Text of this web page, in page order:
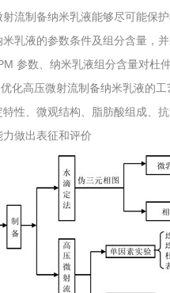
流制备纳米乳液能够尽可能保
乳液的参数条件及组分含量，
参数、纳米乳液组分含量对杜
化高压微射流制备纳米乳液的
性、微观结构、脂肪酸组成、
做出表征和评价